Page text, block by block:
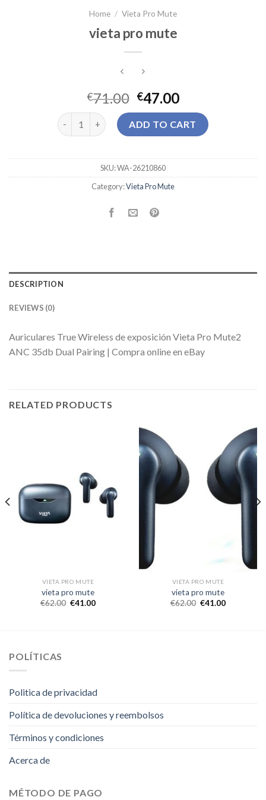
Home / Vieta Pro Mute
vieta pro mute
€71.00 €47.00
vieta pro mute quantityADD TO CART
SKU:WA-26210860
Category:Vieta Pro Mute
DESCRIPTION
REVIEWS (0)
Auriculares True Wireless de exposición Vieta Pro Mute2
ANC 35db Dual Pairing | Compra online en eBay
RELATED PRODUCTS
VIETA PRO MUTE
vieta pro mute
€62.00 €41.00
VIETA PRO MUTE
vieta pro mute
€62.00 €41.00
POLÍTICAS
Politica de privacidad
Política de devoluciones y reembolsos
Términos y condiciones
Acerca de
MÉTODO DE PAGO